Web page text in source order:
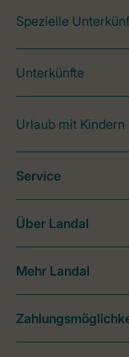
Spezielle
Unterkünfte
Urlaub mit Kindern
Service
Über Landal
Mehr Landal